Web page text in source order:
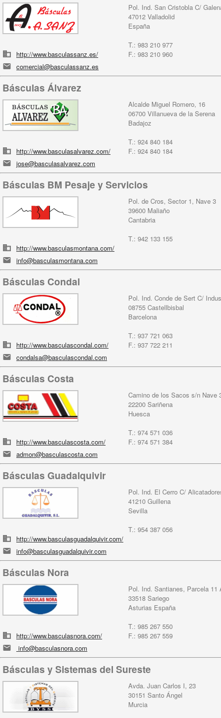
Pol. Ind. San Cristobla C/
47012 Valladolid
España
T.: 983 210 977
F.: 983 210 960
http://www.basculassanz.es/
comercial@basculassanz.es
Básculas Álvarez
Alcalde Miguel Romero, 16
06700 Villanueva de la Serena
Badajoz
T.: 924 840 184
F.: 924 840 184
http://www.basculasalvarez.com/
jose@basculasalvarez.com
Básculas BM Pesaje y Servicios
Pol. de Cros, Sector 1, Nave 3
39600 Maliaño
Cantabria
T.: 942 133 155
http://www.basculasmontana.com/
info@basculasmontana.com
Básculas Condal
Pol. Ind. Conde de Sert C/
08755 Castellbisbal
Barcelona
T.: 937 721 063
F.: 937 722 211
http://www.basculascondal.com/
condalsa@basculascondal.com
Básculas Costa
Camino de los Sacos s/n Nave
22200 Sariñena
Huesca
T.: 974 571 036
F.: 974 571 384
http://www.basculascosta.com/
admon@basculascosta.com
Básculas Guadalquivir
Pol. Ind. El Cerro C/
41210 Guillena
Sevilla
T.: 954 387 056
http://www.basculasguadalquivir.com/
info@basculasguadalquivir.com
Básculas Nora
Pol. Ind. Santianes, Parcela 11
33518 Sariego
Asturias España
T.: 985 267 550
F.: 985 267 559
http://www.basculasnora.com/
info@basculasnora.com
Básculas y Sistemas del Sureste
Avda. Juan Carlos I, 23
30151 Santo Ángel
Murcia